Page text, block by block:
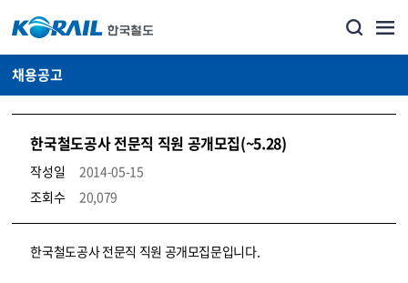
채용공고
한국철도공사 전문직 직원 공개모집(~5.28)
작성일
2014-05-15
조회수
20,079
코레일소개_경영공시_채용공고 상세보기 – 내용, 파일, 담당자 연락처로 구성
한국철도공사 전문직 직원 공개모집문입니다.